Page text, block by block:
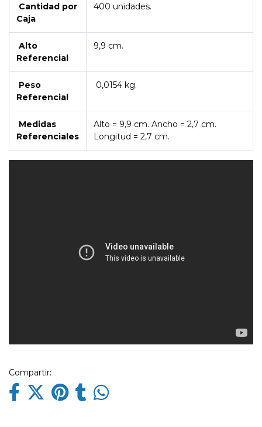
Cantidad por
Caja
400 unidades.
Alto
Referencial
9,9 cm.
Peso
Referencial
0,0154 kg.
Medidas
Referenciales
Alto = 9,9 cm. Ancho = 2,7 cm.
Longitud = 2,7 cm.
Compartir: